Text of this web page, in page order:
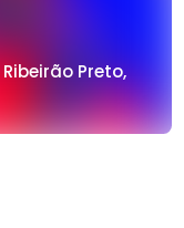
Ribeirão Preto,